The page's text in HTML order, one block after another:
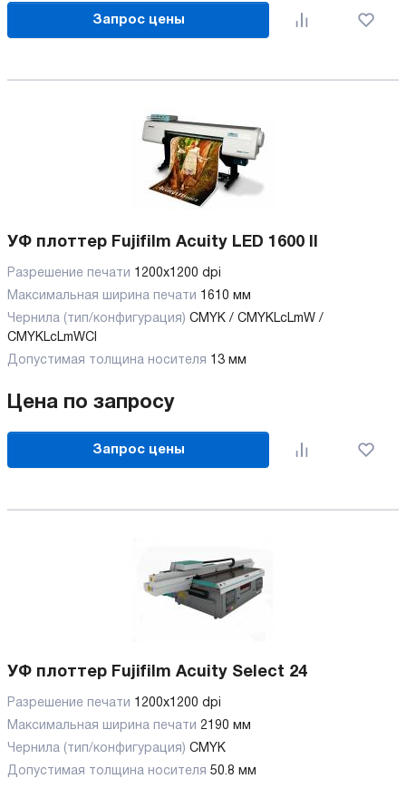
Запрос цены
УФ плоттер Fujifilm Acuity LED 1600 II
Разрешение печати 1200x1200 dpi
Максимальная ширина печати 1610 мм
Чернила (тип/конфигурация) CMYK / CMYKLcLmW /
CMYKLcLmWCl
Допустимая толщина носителя 13 мм
Цена по запросу
Запрос цены
УФ плоттер Fujifilm Acuity Select 24
Разрешение печати 1200x1200 dpi
Максимальная ширина печати 2190 мм
Чернила (тип/конфигурация) CMYK
Допустимая толщина носителя 50.8 мм